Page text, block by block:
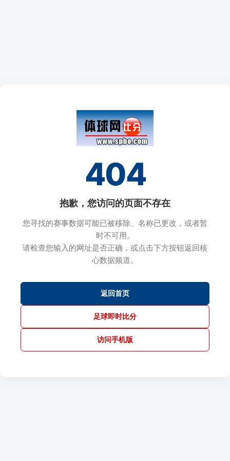
404
抱歉，您访问的页面不存在
您寻找的赛事数据可能已被移除、名称已更改，或者暂
时不可用。
请检查您输入的网址是否正确，或点击下方按钮返回核
心数据频道。
返回首页
足球即时比分
访问手机版